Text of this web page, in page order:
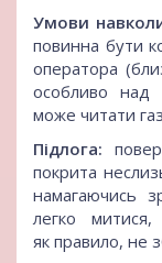
Умови
повинна бути
оператора
особливо
може читати
Підлога:
покрита
намагаючись
легко
як правило, не